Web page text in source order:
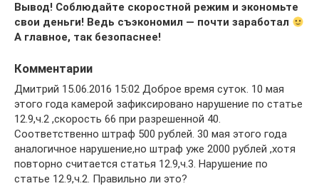
Вывод! Соблюдайте скоростной режим и экономьте
свои деньги! Ведь съэкономил — почти заработал
А главное, так безопаснее!
Комментарии
Дмитрий 15.06.2016 15:02 Доброе время суток. 10 мая
этого года камерой зафиксировано нарушение по статье
12.9,ч.2 ,скорость 66 при разрешенной 40.
Соответственно штраф 500 рублей. 30 мая этого года
аналогичное нарушение,но штраф уже 2000 рублей ,хотя
повторно считается статья 12.9,ч.3. Нарушение по
статье 12.9,ч.2. Правильно ли это?